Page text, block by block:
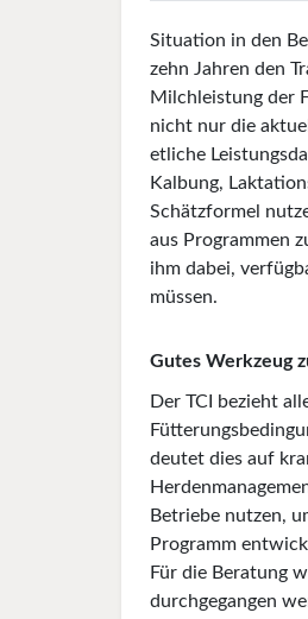
Situation in den
zehn Jahren den
Milchleistung der
nicht nur die
etliche
Kalbung,
Schätzformel
aus Programmen
ihm dabei,
müssen.
Gutes Werkzeug
Der TCI bezieht
deutet dies auf
Betriebe nutzen,
Programm
Für die Beratung
durchgegangen